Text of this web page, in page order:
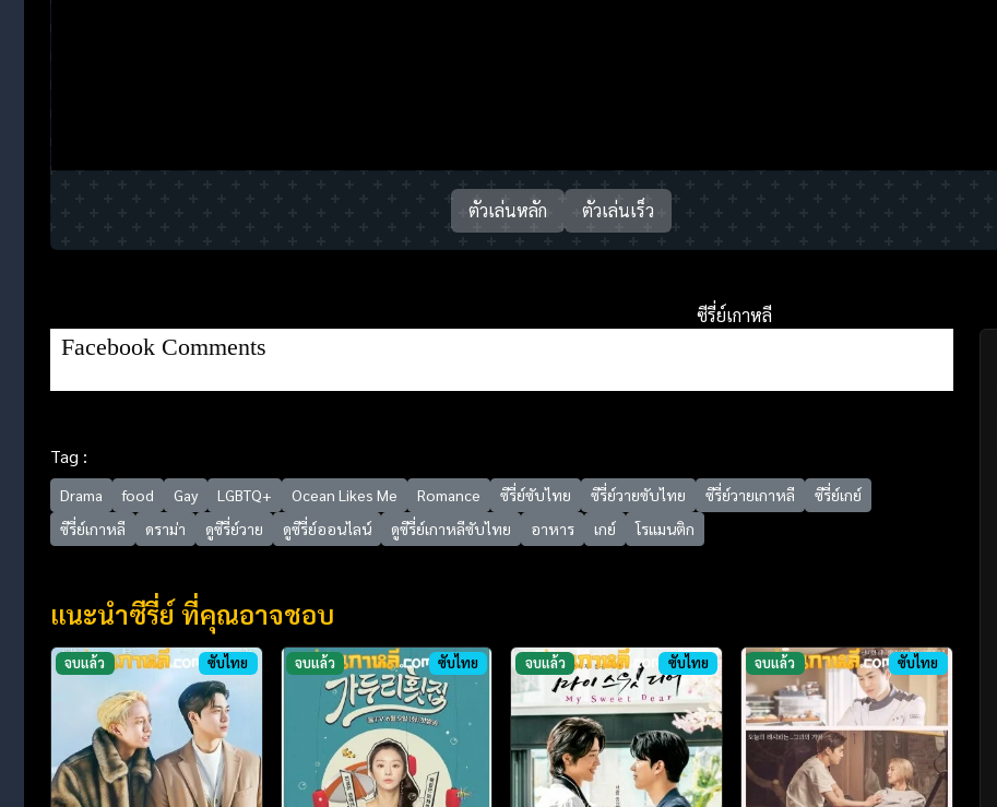
ตัวเล่นหลัก ตัวเล่นเร็ว
ซีรี่ย์เกาหลี
Facebook Comments
Tag :
Drama food Gay LGBTQ+ Ocean Likes Me Romance ซีรี่ย์ซับไทย ซีรี่ย์วายซับไทย ซีรี่ย์วายเกาหลี
ซีรี่ย์เกย์
ซีรี่ย์เกาหลี
ดราม่า ดูซีรี่ย์วาย ดูซีรี่ย์ออนไลน์ ดูซีรี่ย์เกาหลีซับไทย อาหาร เกย์ โรแมนติก
แนะนำซีรี่ย์ ที่คุณอาจชอบ
จบแล้ว ซับไทย จบแล้ว ซับไทย จบแล้ว ซับไทย จบแล้ว ซับไทย